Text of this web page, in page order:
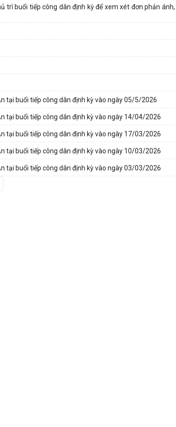
trì buổi tiếp công dân định kỳ để xem xét đơn phản
tại buổi tiếp công dân định kỳ vào ngày 05/5/2026
tại buổi tiếp công dân định kỳ vào ngày 14/04/2026
tại buổi tiếp công dân định kỳ vào ngày 17/03/2026
tại buổi tiếp công dân định kỳ vào ngày 10/03/2026
tại buổi tiếp công dân định kỳ vào ngày 03/03/2026